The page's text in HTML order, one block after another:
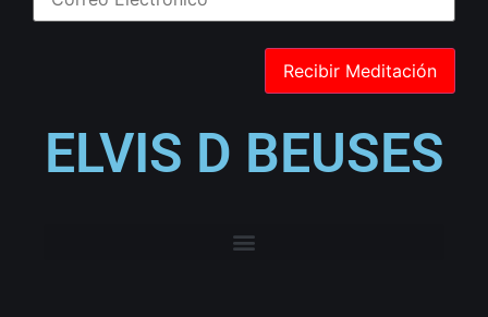
ELVIS D BEUSES